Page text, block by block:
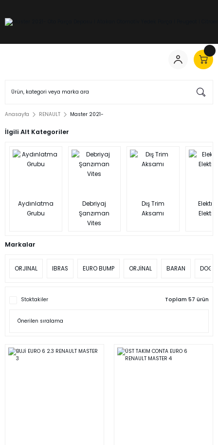
Anasayfa RENAULT Master 2021-
İlgili Alt Kategoriler
Aydınlatma
Grubu
Debriyaj
Şanzıman
Vites
Dış Trim
Aksamı
Markalar
ORJINAL IBRAS EURO BUMP ORJİNAL BARAN
Stoktakiler Toplam 57 ürün